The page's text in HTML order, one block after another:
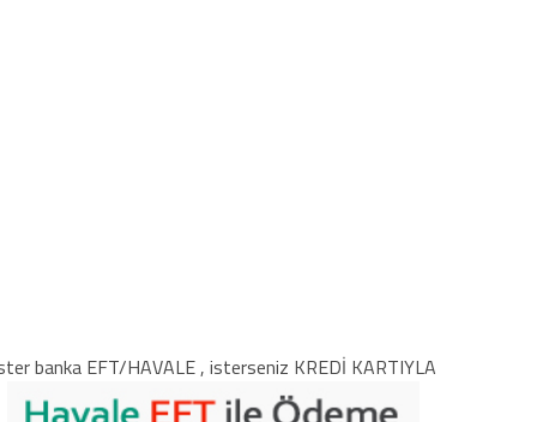
banka EFT/HAVALE , isterseniz KREDİ KARTIYLA